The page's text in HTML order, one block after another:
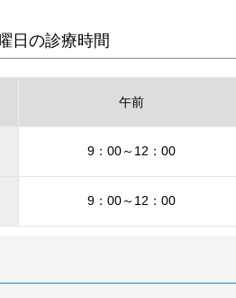
日の診療時間
午前
9：00～12：00
9：00～12：00